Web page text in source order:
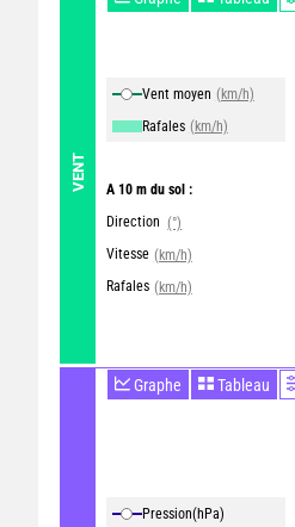
VENT
Vent moyen (km/h)
Rafales (km/h)
A 10 m du sol :
Direction (°)
Vitesse (km/h)
Rafales (km/h)
Graphe Tableau
Pression(hPa)